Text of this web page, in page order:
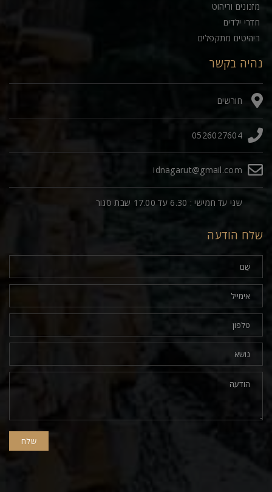
מזנונים וריהוט
חדרי ילדים
ריהיטים מתקפלים
נהיה בקשר
חורשים
0526027604
idnagarut@gmail.com
שני עד חמישי : 6.30 עד 17.00 שבת סגור
שלח הודעה